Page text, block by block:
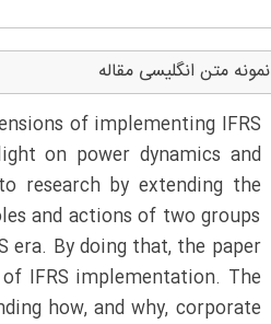
نمونه متن انگلیسی مقاله
of implementing IFRS
on power dynamics and
research by extending the
and actions of two groups
By doing that, the paper
IFRS implementation. The
how, and why, corporate